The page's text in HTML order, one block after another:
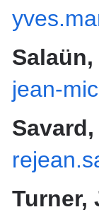
jean-
Turner,